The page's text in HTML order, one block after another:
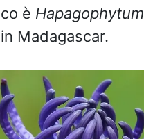
è Hapagophytum
Madagascar.